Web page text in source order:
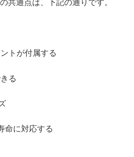
共通点は、下記の通りです。
トが付属する
る
命に対応する